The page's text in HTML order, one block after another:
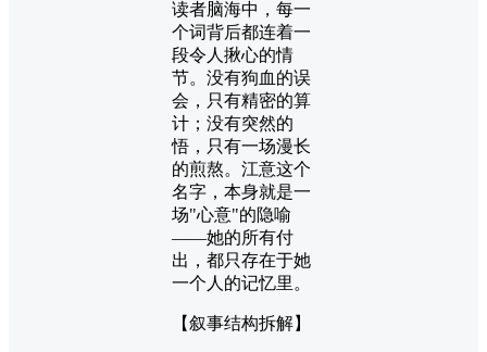
读者脑海中，每一
个词背后都连着一
段令人揪心的情
节。没有狗血的误
会，只有精密的算
计；没有突然的
悟，只有一场漫长
的煎熬。江意这个
名字，本身就是一
场"心意"的隐喻
——她的所有付
出，都只存在于她
一个人的记忆里。
【叙事结构拆解】